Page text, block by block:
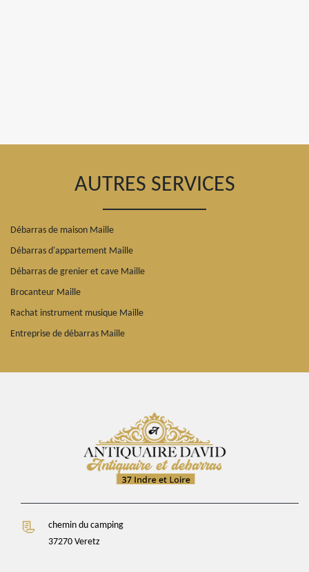
AUTRES SERVICES
Débarras de maison Maille
Débarras d'appartement Maille
Débarras de grenier et cave Maille
Brocanteur Maille
Rachat instrument musique Maille
Entreprise de débarras Maille
chemin du camping
37270 Veretz